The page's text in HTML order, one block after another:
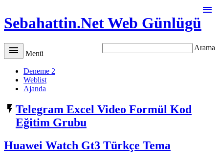
Sebahattin.Net Web Günlügü

Arama
 Menü
Deneme 2
Weblist
Ajanda
 Telegram Excel Video Formül Kod
Eğitim Grubu
Huawei Watch Gt3 Türkçe Tema